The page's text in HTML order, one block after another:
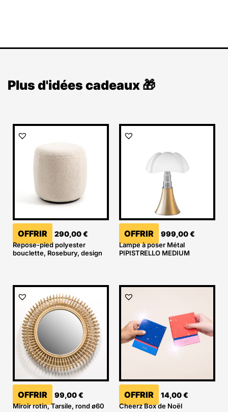
Plus d'idées cadeaux 🎁
OFFRIR 290,00€
Repose-pied polyester
bouclette, Rosebury, design
OFFRIR 999,00€
Lampe à poser Métal
PIPISTRELLO MEDIUM
OFFRIR 99,00€
Miroir rotin, Tarsile, rond ø60
OFFRIR 14,00€
Cheerz Box de Noël